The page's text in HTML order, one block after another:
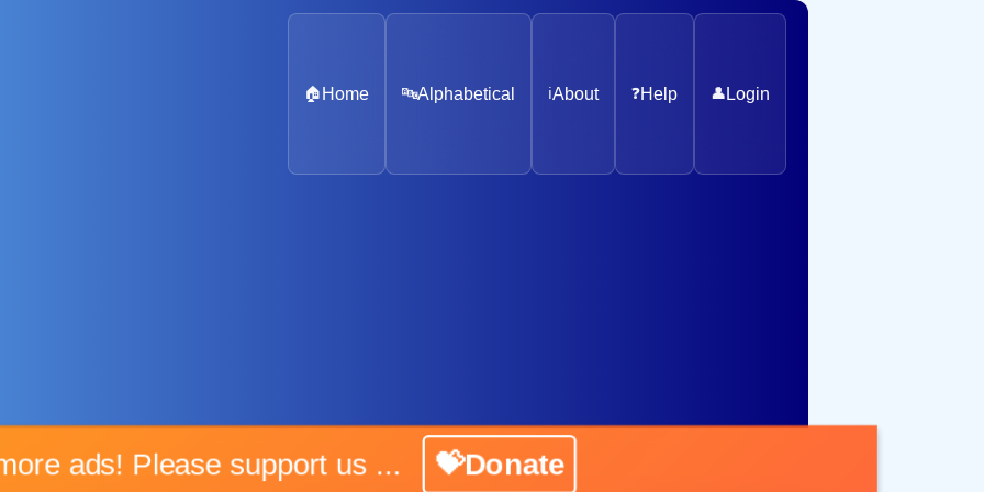
🏠 Home 🔤Alphabetical ℹ️About ❓Help 👤 Login
more ads! Please support us ... 💝Donate